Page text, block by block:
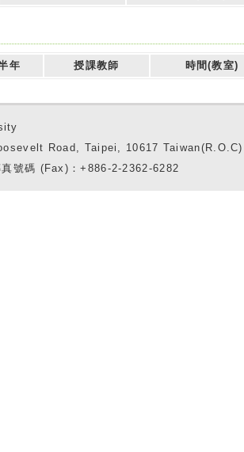
年 授課教師 時間(教室)
Road, Taipei, 10617 Taiwan(R.O.C)
號碼 (Fax)：+886-2-2362-6282